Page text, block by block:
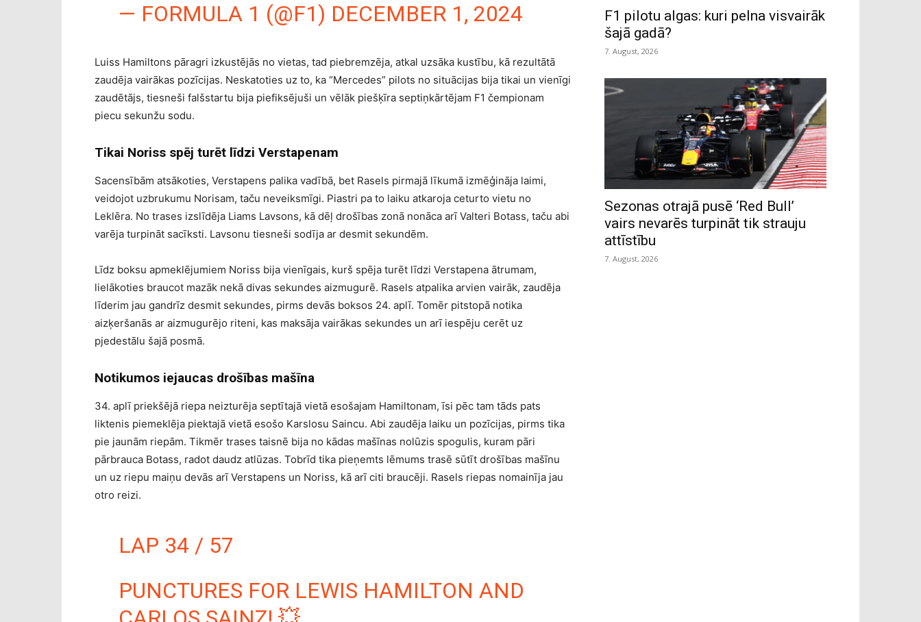
— FORMULA 1 (@F1) DECEMBER 1, 2024
Luiss Hamiltons pāragri izkustējās no vietas, tad piebremzēja, atkal uzsāka kustību, kā rezultātā
zaudēja vairākas pozīcijas. Neskatoties uz to, ka “Mercedes” pilots no situācijas bija tikai un vienīgi
zaudētājs, tiesneši falšstartu bija piefiksējuši un vēlāk piešķīra septiņkārtējam F1 čempionam
piecu sekunžu sodu.
Tikai Noriss spēj turēt līdzi Verstapenam
Sacensībām atsākoties, Verstapens palika vadībā, bet Rasels pirmajā līkumā izmēģināja laimi,
veidojot uzbrukumu Norisam, taču neveiksmīgi. Piastri pa to laiku atkaroja ceturto vietu no
Leklēra. No trases izslīdēja Liams Lavsons, kā dēļ drošības zonā nonāca arī Valteri Botass, taču abi
varēja turpināt sacīksti. Lavsonu tiesneši sodīja ar desmit sekundēm.
Līdz boksu apmeklējumiem Noriss bija vienīgais, kurš spēja turēt līdzi Verstapena ātrumam,
lielākoties braucot mazāk nekā divas sekundes aizmugurē. Rasels atpalika arvien vairāk, zaudēja
līderim jau gandrīz desmit sekundes, pirms devās boksos 24. aplī. Tomēr pitstopā notika
aizķeršanās ar aizmugurējo riteni, kas maksāja vairākas sekundes un arī iespēju cerēt uz
pjedestālu šajā posmā.
Notikumos iejaucas drošības mašīna
34. aplī priekšējā riepa neizturēja septītajā vietā esošajam Hamiltonam, īsi pēc tam tāds pats
liktenis piemeklēja piektajā vietā esošo Karslosu Saincu. Abi zaudēja laiku un pozīcijas, pirms tika
pie jaunām riepām. Tikmēr trases taisnē bija no kādas mašīnas nolūzis spogulis, kuram pāri
pārbrauca Botass, radot daudz atlūzas. Tobrīd tika pieņemts lēmums trasē sūtīt drošības mašīnu
un uz riepu maiņu devās arī Verstapens un Noriss, kā arī citi braucēji. Rasels riepas nomainīja jau
otro reizi.
LAP 34 / 57
PUNCTURES FOR LEWIS HAMILTON AND
F1 pilotu algas: kuri pelna visvairāk
šajā gadā?
7. August, 2026
Sezonas otrajā pusē ‘Red Bull’
vairs nevarēs turpināt tik strauju
attīstību
7. August, 2026